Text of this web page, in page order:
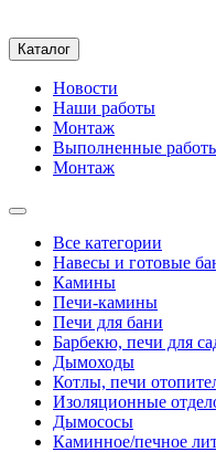
Каталог
Новости
Наши работы
Монтаж
Выполненные
Монтаж
Все категории
Навесы и готовые
Камины
Печи-камины
Печи для бани
Барбекю, печи для
Дымоходы
Котлы, печи
Изоляционные
Дымососы
Каминное/печное